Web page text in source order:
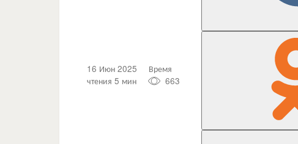
16 Июн 2025
Время
чтения 5 мин
663